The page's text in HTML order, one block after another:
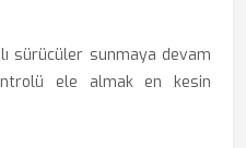
sürücüler sunmaya devam
ele almak en kesin